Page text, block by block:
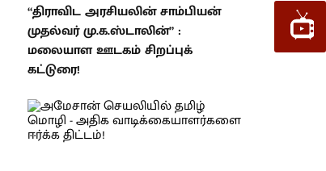
“திராவிட அரசியலின் சாம்பியன்
முதல்வர் மு.க.ஸ்டாலின்” :
மலையாள ஊடகம் சிறப்புக்
கட்டுரை!